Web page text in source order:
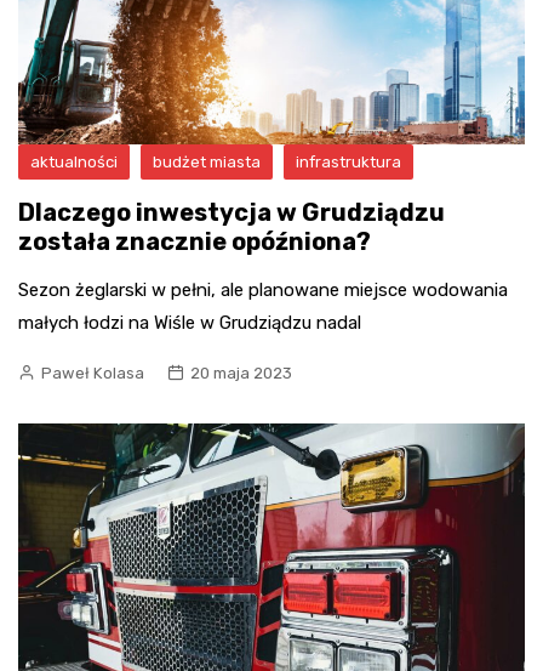
aktualności budżet miasta infrastruktura
Dlaczego inwestycja w Grudziądzu
została znacznie opóźniona?
Sezon żeglarski w pełni, ale planowane miejsce wodowania
małych łodzi na Wiśle w Grudziądzu nadal
Paweł Kolasa 20 maja 2023